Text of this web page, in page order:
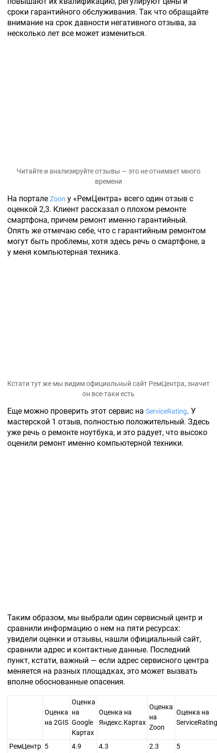
сроки гарантийного обслуживания. Так что обращайте
внимание на срок давности негативного отзыва, за
несколько лет все может измениться.
Читайте и анализируйте отзывы — это не отнимает много
времени
На портале Zoon у «РемЦентра» всего один отзыв с
оценкой 2,3. Клиент рассказал о плохом ремонте
смартфона, причем ремонт именно гарантийный.
Опять же отмечаю себе, что с гарантийным ремонтом
могут быть проблемы, хотя здесь речь о смартфоне, а
у меня компьютерная техника.
Кстати тут же мы видим официальный сайт РемЦентра, значит
он все-таки есть
Еще можно проверить этот сервис на ServiceRating. У
мастерской 1 отзыв, полностью положительный. Здесь
уже речь о ремонте ноутбука, и это радует, что высоко
оценили ремонт именно компьютерной техники.
Таким образом, мы выбрали один сервисный центр и
сравнили информацию о нем на пяти ресурсах:
увидели оценки и отзывы, нашли официальный сайт,
сравнили адрес и контактные данные. Последний
пункт, кстати, важный — если адрес сервисного центра
меняется на разных площадках, это может вызвать
вполне обоснованные опасения.
Оценка
на 2GIS
Оценка
на
Google
Картах
Оценка на
Яндекс.Картах
Оценка
на
Zoon
Оценка на
ServiceRating
РемЦентр 5 4.9 4.3 2.3 5